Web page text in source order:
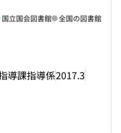
導課指導係2017.3
国立国会図書館 全国の図書館